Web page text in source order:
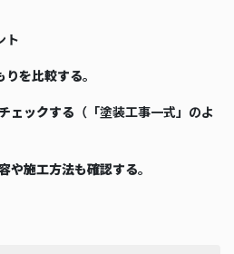
ト
りを比較する。
ェックする （「塗装工事一式」のよ
や施工方法も確認する。